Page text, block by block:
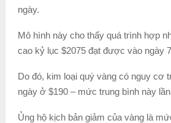
ngày.
Mô hình này cho thấy quá trình hợp
cao kỷ lục $2075 đạt được vào ngày
Do đó, kim loại quý vàng có nguy cơ
ngày ở $190 – mức trung bình này
Ủng hộ kịch bản giảm của vàng là